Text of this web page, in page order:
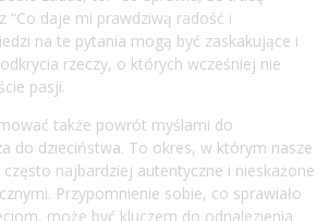
“Co daje mi prawdziwą radość i
na te pytania mogą być zaskakujące i
rzeczy, o których wcześniej nie
pasji.
także powrót myślami do
do dzieciństwa. To okres, w którym nasze
często najbardziej autentyczne i nieskażone
Przypomnienie sobie, co sprawiało
może być kluczem do odnalezienia